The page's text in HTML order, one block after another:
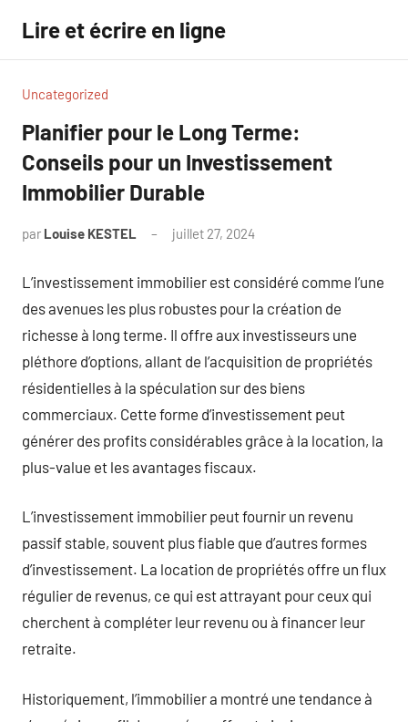
contenu
Lire et écrire en ligne
Uncategorized
Planifier pour le Long Terme:
Conseils pour un Investissement
Immobilier Durable
par Louise KESTEL juillet 27, 2024
L’investissement immobilier est considéré comme l’une
des avenues les plus robustes pour la création de
richesse à long terme. Il offre aux investisseurs une
pléthore d’options, allant de l’acquisition de propriétés
résidentielles à la spéculation sur des biens
commerciaux. Cette forme d’investissement peut
générer des profits considérables grâce à la location, la
plus-value et les avantages fiscaux.
L’investissement immobilier peut fournir un revenu
passif stable, souvent plus fiable que d’autres formes
d’investissement. La location de propriétés offre un flux
régulier de revenus, ce qui est attrayant pour ceux qui
cherchent à compléter leur revenu ou à financer leur
retraite.
Historiquement, l’immobilier a montré une tendance à